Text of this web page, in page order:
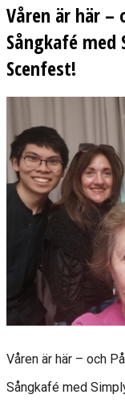
Våren är här –
Sångkafé med
Scenfest!
Våren är här – och
Sångkafé med